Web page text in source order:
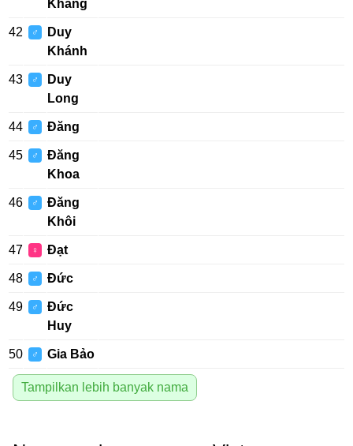
Khang
42 ♂
Duy
Khánh
43 ♂
Duy
Long
44 ♂ Đăng
45 ♂
Đăng
Khoa
46 ♂
Đăng
Khôi
47 ♀ Đạt
48 ♂ Đức
49 ♂
Đức
Huy
50 ♂ Gia Bảo
Tampilkan lebih banyak nama